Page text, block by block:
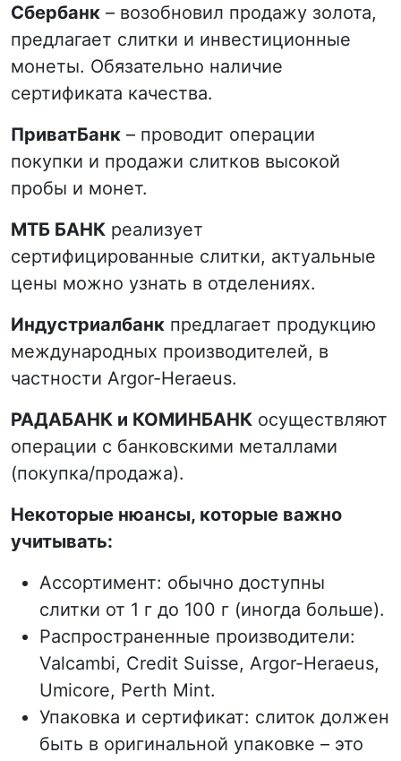
Сбербанк – возобновил продажу золота,
предлагает слитки и инвестиционные
монеты. Обязательно наличие
сертификата качества.
ПриватБанк – проводит операции
покупки и продажи слитков высокой
пробы и монет.
МТБ БАНК реализует
сертифицированные слитки, актуальные
цены можно узнать в отделениях.
Индустриалбанк предлагает продукцию
международных производителей, в
частности Argor-Heraeus.
РАДАБАНК и КОМИНБАНК осуществляют
операции с банковскими металлами
(покупка/продажа).
Некоторые нюансы, которые важно
учитывать:
Ассортимент: обычно доступны
слитки от 1 г до 100 г (иногда больше).
Распространенные производители:
Valcambi, Credit Suisse, Argor-Heraeus,
Umicore, Perth Mint.
Упаковка и сертификат: слиток должен
быть в оригинальной упаковке – это